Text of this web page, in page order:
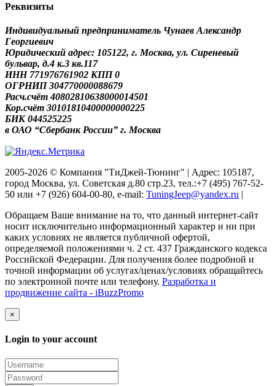
Реквизиты
Индивидуальный предприниматель Чунаев Александр
Георгиевич
Юридический адрес: 105122, г. Москва, ул. Сиреневый
бульвар, д.4 к.3 кв.117
ИНН 771976761902 КПП 0
ОГРНИП 304770000088679
Расч.счёт 40802810638000014501
Кор.счёт 30101810400000000225
БИК 044525225
в ОАО “Сбербанк России” г. Москва
2005-2026 © Компания "ТиДжей-Тюнинг" | Адрес: 105187,
город Москва, ул. Советская д.80 стр.23, тел.:+7 (495) 767-52-
50 или +7 (926) 604-00-80, e-mail: TuningJeep@yandex.ru |
Обращаем Ваше внимание на то, что данный интернет-сайт
носит исключительно информационный характер и ни при
каких условиях не является публичной офертой,
определяемой положениями ч. 2 ст. 437 Гражданского кодекса
Российской Федерации. Для получения более подробной и
точной информации об услугах/ценах/условиях обращайтесь
по электронной почте или телефону. Разработка и
продвижение сайта - iBuzzPromo
×
Login to your account